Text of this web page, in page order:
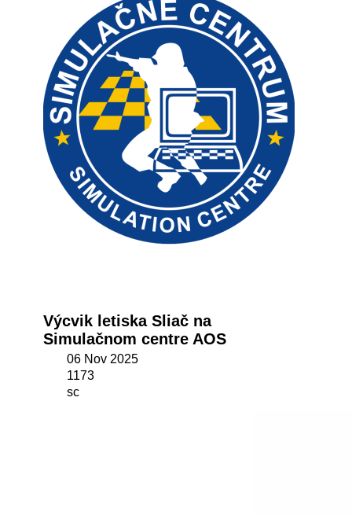
Výcvik letiska Sliač na
Simulačnom centre AOS
06 Nov 2025
1173
sc